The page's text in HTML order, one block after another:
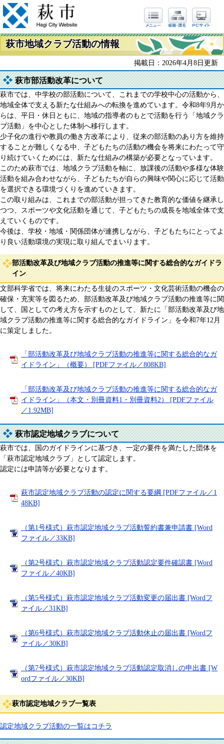
萩市地域クラブ活動の情報
掲載日：2026年4月8日更新
萩市部活動改革について
萩市では、中学校の部活動について、これまでの学校中心の活動から、
地域全体で支える新たな仕組みへの転換を進めています。令和8年9月か
らは、平日・休日ともに、地域の指導者のもとで活動を行う「地域クラ
ブ活動」を中心とした体制へ移行します。
少子化の進行や教員の働き方改革により、従来の部活動のあり方を維持
することが難しくなる中、子どもたちの活動の機会を将来にわたって守
り続けていくためには、新たな仕組みの構築が必要となっています。
このため萩市では、地域クラブ活動を軸に、放課後の活動や多様な体験
活動を組み合わせながら、子どもたちが自らの興味や関心に応じて活動
を選択できる環境づくりを進めていきます。
この取り組みは、これまでの部活動が担ってきた教育的な価値を継承し
つつ、スポーツや文化活動を通じて、子どもたちの成長を地域全体で支
えていくものです。
今後は、学校・地域・関係団体が連携しながら、子どもたちにとってよ
り良い活動環境の実現に取り組んでまいります。
部活動改革及び地域クラブ活動の推進等に関する総合的なガイドラ
イン
文部科学省では、将来にわたる生徒のスポーツ・文化芸術活動の機会の
確保・充実等を図るため、部活動改革及び地域クラブ活動の推進等に関
して、国としての考え方を示すものとして、新たに「部活動改革及び地
域クラブ活動の推進等に関する総合的なガイドライン」を令和7年12月
に策定しました。
「部活動改革及び地域クラブ活動の推進等に関する総合的なガ
イドライン」（概要） [PDFファイル／808KB]
「部活動改革及び地域クラブ活動の推進等に関する総合的なガ
イドライン」（本文・別冊資料1・別冊資料2） [PDFファイル
／1.92MB]
萩市認定地域クラブについて
萩市では、国のガイドラインに基づき、一定の要件を満たした団体を
「萩市認定地域クラブ」として認定します。
認定には申請等が必要となります。
萩市認定地域クラブ活動の認定に関する要綱 [PDFファイル／1
48KB]
（第1号様式）萩市認定地域クラブ活動誓約書兼申請書 [Word
ファイル／33KB]
（第2号様式）萩市認定地域クラブ活動認定要件確認書 [Word
ファイル／40KB]
（第5号様式）萩市認定地域クラブ活動変更の届出書 [Wordフ
ァイル／31KB]
（第6号様式）萩市認定地域クラブ活動休止の届出書 [Wordフ
ァイル／30KB]
（第7号様式）萩市認定地域クラブ活動認定取消しの申出書 [W
ordファイル／30KB]
萩市認定地域クラブ一覧表
認定地域クラブ活動の一覧はコチラ